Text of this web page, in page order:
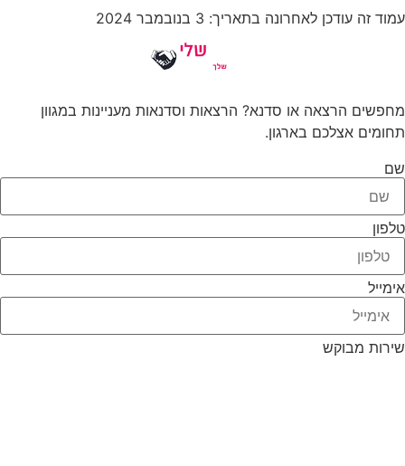
עמוד זה עודכן לאחרונה בתאריך: 3 בנובמבר 2024
מחפשים הרצאה או סדנא? הרצאות וסדנאות מעניינות במגוון
תחומים אצלכם בארגון.
שם
טלפון
אימייל
שירות מבוקש